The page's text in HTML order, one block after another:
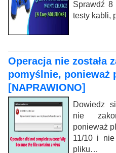
Sprawdź 8
testy kabli,
Operacja nie została
pomyślnie, ponieważ
[NAPRAWIONO]
Dowiedz
nie
ponieważ
11/10 i nie
pliku…